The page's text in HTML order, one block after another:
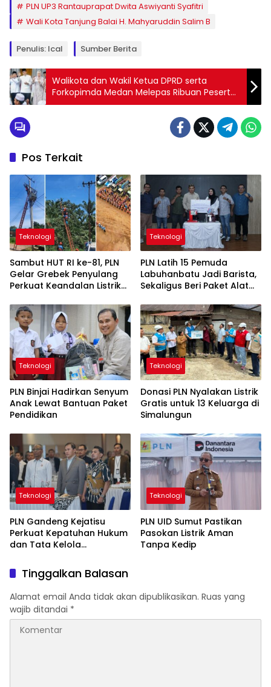
PLN UP3 Rantauprapat Dwita Aswiyanti Syafitri
Wali Kota Tanjung Balai H. Mahyaruddin Salim B
Penulis: Ical Sumber Berita
Walikota dan Wakil Ketua DPRD serta
Forkopimda Medan Melepas Ribuan Peserta
Pawai Taaruf MTQ Ke-58
Pos Terkait
Teknologi
Sambut HUT RI ke-81, PLN
Gelar Grebek Penyulang
Perkuat Keandalan Listrik
Teknologi
PLN Latih 15 Pemuda
Labuhanbatu Jadi Barista,
Sekaligus Beri Paket Alat
Teknologi
PLN Binjai Hadirkan Senyum
Anak Lewat Bantuan Paket
Pendidikan
Teknologi
Donasi PLN Nyalakan Listrik
Gratis untuk 13 Keluarga di
Simalungun
Teknologi
PLN Gandeng Kejatisu
Perkuat Kepatuhan Hukum
dan Tata Kelola
Teknologi
PLN UID Sumut Pastikan
Pasokan Listrik Aman
Tanpa Kedip
Tinggalkan Balasan
Alamat email Anda tidak akan dipublikasikan. Ruas yang
wajib ditandai *